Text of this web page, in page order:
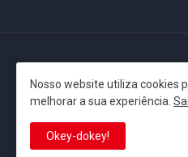
Nosso website utiliza cookies
melhorar a sua experiência.
Okey-dokey!